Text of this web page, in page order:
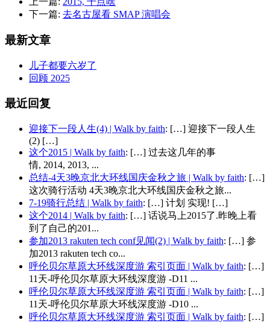
下一篇: 去名古屋看 SMAP 演唱会
最新文章
儿子都要六岁了
回顾 2025
最近回复
迎接下一段人生(4) | Walk by faith: […] 迎接下一段人生
(2) […]
这个2015 | Walk by faith: […] 过去这几年的事
情, 2014, 2013, ...
总结-4天3晚京北大环线国庆金秋之旅 | Walk by faith: […]
这次骑行活动 4天3晚京北大环线国庆金秋之旅...
7-19骑行总结 | Walk by faith: […] 计划 实现! […]
这个2014 | Walk by faith: […] 话说马上2015了.昨晚上看
到了自己的201...
参加2013 rakuten tech conf见闻(2) | Walk by faith: […] 参
加2013 rakuten tech co...
呼伦贝尔草原大环线深度游 索引页面 | Walk by faith: […]
11天-呼伦贝尔草原大环线深度游 -D11 ...
呼伦贝尔草原大环线深度游 索引页面 | Walk by faith: […]
11天-呼伦贝尔草原大环线深度游 -D10 ...
呼伦贝尔草原大环线深度游 索引页面 | Walk by faith: […]